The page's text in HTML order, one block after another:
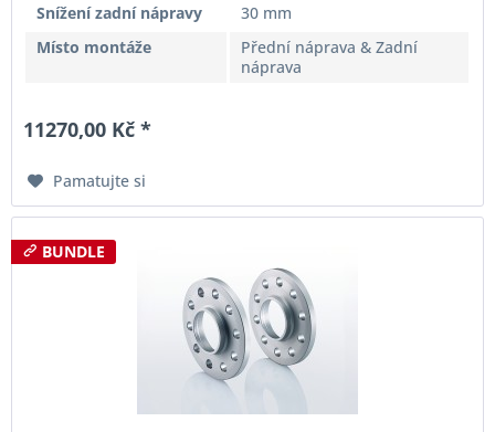
Snížení zadní nápravy
30 mm
Místo montáže
Přední náprava & Zadní
náprava
11270,00 Kč *
Pamatujte si
BUNDLE